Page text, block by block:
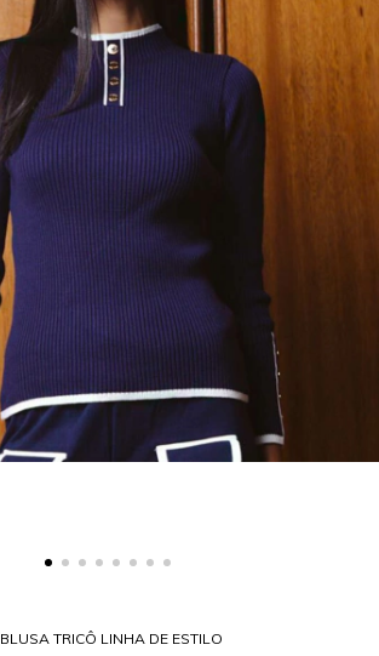
BLUSA TRICÔ LINHA DE ESTILO